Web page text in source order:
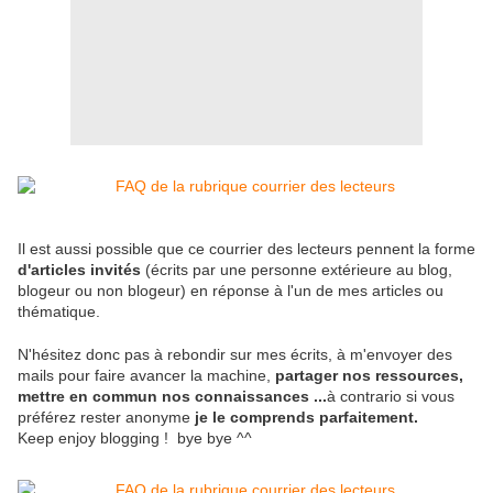
Il est aussi possible que ce courrier des lecteurs pennent la forme
d'articles invités (écrits par une personne extérieure au blog,
blogeur ou non blogeur) en réponse à l'un de mes articles ou
thématique.
N'hésitez donc pas à rebondir sur mes écrits, à m'envoyer des
mails pour faire avancer la machine, partager nos ressources,
mettre en commun nos connaissances ...à contrario si vous
préférez rester anonyme je le comprends parfaitement.
Keep enjoy blogging ! bye bye ^^